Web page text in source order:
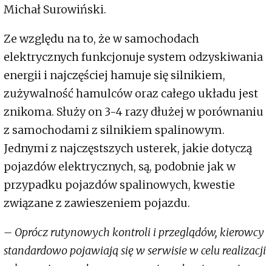
Michał Surowiński.
Ze względu na to, że w samochodach
elektrycznych funkcjonuje system odzyskiwania
energii i najczęściej hamuje się silnikiem,
zużywalność hamulców oraz całego układu jest
znikoma. Służy on 3-4 razy dłużej w porównaniu
z samochodami z silnikiem spalinowym.
Jednymi z najczęstszych usterek, jakie dotyczą
pojazdów elektrycznych, są, podobnie jak w
przypadku pojazdów spalinowych, kwestie
związane z zawieszeniem pojazdu.
– Oprócz rutynowych kontroli i przeglądów, kierowcy
standardowo pojawiają się w serwisie w celu realizacji